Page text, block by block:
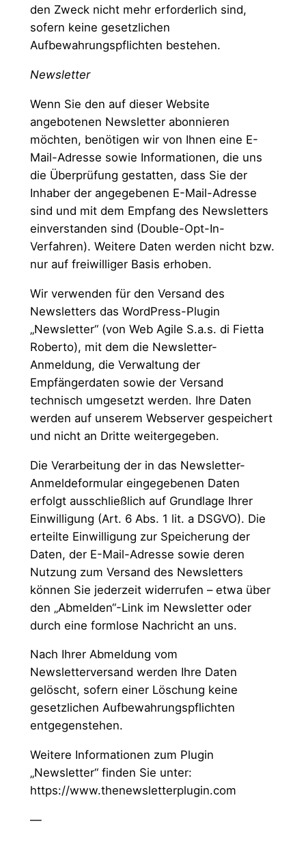
den Zweck nicht mehr erforderlich sind,
sofern keine gesetzlichen
Aufbewahrungspflichten bestehen.
Newsletter
Wenn Sie den auf dieser Website
angebotenen Newsletter abonnieren
möchten, benötigen wir von Ihnen eine E-
Mail-Adresse sowie Informationen, die uns
die Überprüfung gestatten, dass Sie der
Inhaber der angegebenen E-Mail-Adresse
sind und mit dem Empfang des Newsletters
einverstanden sind (Double-Opt-In-
Verfahren). Weitere Daten werden nicht bzw.
nur auf freiwilliger Basis erhoben.
Wir verwenden für den Versand des
Newsletters das WordPress-Plugin
„Newsletter“ (von Web Agile S.a.s. di Fietta
Roberto), mit dem die Newsletter-
Anmeldung, die Verwaltung der
Empfängerdaten sowie der Versand
technisch umgesetzt werden. Ihre Daten
werden auf unserem Webserver gespeichert
und nicht an Dritte weitergegeben.
Die Verarbeitung der in das Newsletter-
Anmeldeformular eingegebenen Daten
erfolgt ausschließlich auf Grundlage Ihrer
Einwilligung (Art. 6 Abs. 1 lit. a DSGVO). Die
erteilte Einwilligung zur Speicherung der
Daten, der E-Mail-Adresse sowie deren
Nutzung zum Versand des Newsletters
können Sie jederzeit widerrufen – etwa über
den „Abmelden“-Link im Newsletter oder
durch eine formlose Nachricht an uns.
Nach Ihrer Abmeldung vom
Newsletterversand werden Ihre Daten
gelöscht, sofern einer Löschung keine
gesetzlichen Aufbewahrungspflichten
entgegenstehen.
Weitere Informationen zum Plugin
„Newsletter“ finden Sie unter:
https://www.thenewsletterplugin.com
—